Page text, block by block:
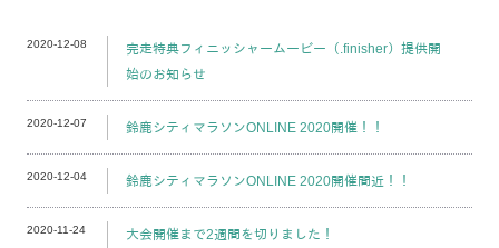
2020-12-08
完走特典フィニッシャームービー（.finisher）提供開
始のお知らせ
2020-12-07 鈴鹿シティマラソンONLINE 2020開催！！
2020-12-04 鈴鹿シティマラソンONLINE 2020開催間近！！
2020-11-24 大会開催まで2週間を切りました！